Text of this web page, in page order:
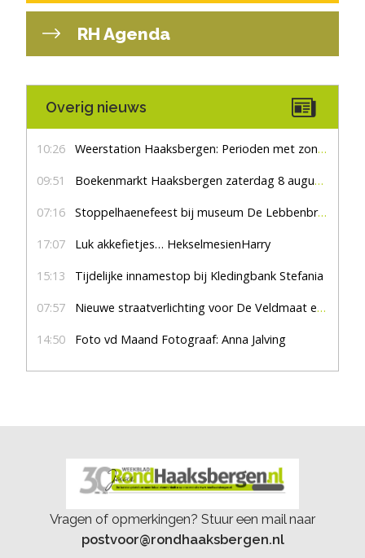
RH Agenda
Overig nieuws
10:26 Weerstation Haaksbergen: Perioden met zon en droog
09:51 Boekenmarkt Haaksbergen zaterdag 8 augustus, marktplein Haaksbergen
07:16 Stoppelhaenefeest bij museum De Lebbenbrugge
17:07 Luk akkefietjes… HekselmesienHarry
15:13 Tijdelijke innamestop bij Kledingbank Stefania
07:57 Nieuwe straatverlichting voor De Veldmaat en De Pas
14:50 Foto vd Maand Fotograaf: Anna Jalving
Vragen of opmerkingen? Stuur een mail naar
postvoor@rondhaaksbergen.nl